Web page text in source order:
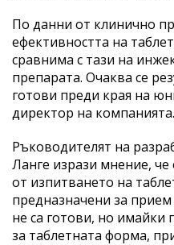
По данни от клинично
ефективността на
сравнима с тази на
препарата. Очаква се
готови преди края на
директор на компанията.
Ръководителят на
Ланге изрази мнение,
от изпитването на
предназначени за
не са готови, но имайки
за таблетната форма,